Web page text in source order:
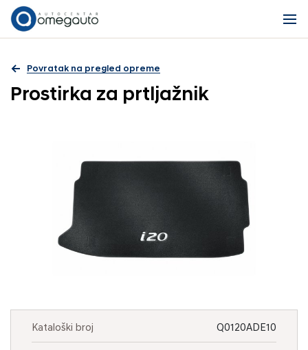
Povratak na pregled opreme
Prostirka za prtljažnik
Kataloški broj Q0120ADE10